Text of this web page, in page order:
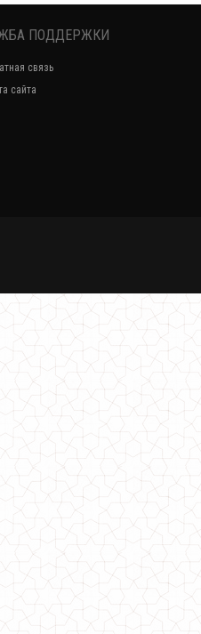
Молодежная
Зимняя
Удлиненная
ПОДДЕРЖКИ
связь
сайта